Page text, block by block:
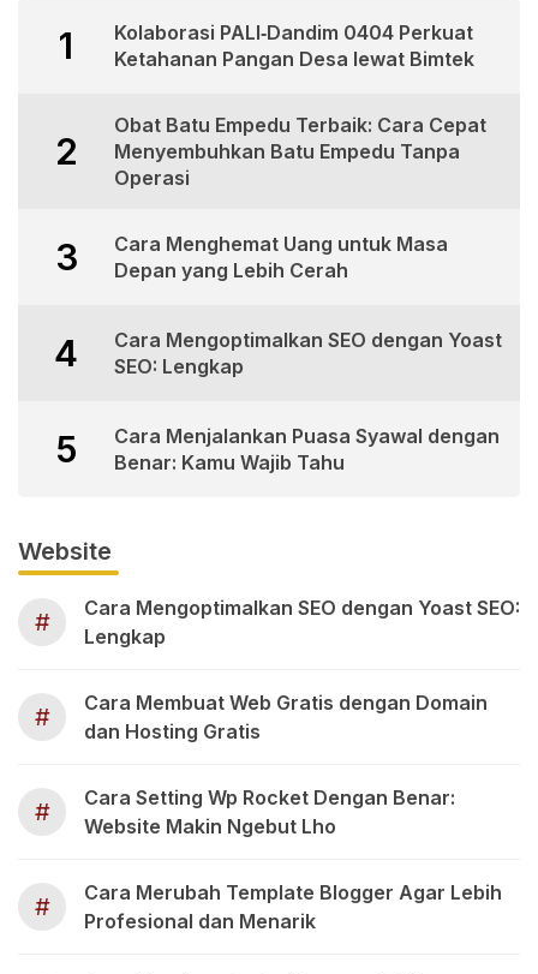
1
Kolaborasi PALI‑Dandim 0404 Perkuat
Ketahanan Pangan Desa lewat Bimtek
2
Obat Batu Empedu Terbaik: Cara Cepat
Menyembuhkan Batu Empedu Tanpa
Operasi
3
Cara Menghemat Uang untuk Masa
Depan yang Lebih Cerah
4
Cara Mengoptimalkan SEO dengan Yoast
SEO: Lengkap
5
Cara Menjalankan Puasa Syawal dengan
Benar: Kamu Wajib Tahu
Website
#
Cara Mengoptimalkan SEO dengan Yoast SEO:
Lengkap
#
Cara Membuat Web Gratis dengan Domain
dan Hosting Gratis
#
Cara Setting Wp Rocket Dengan Benar:
Website Makin Ngebut Lho
#
Cara Merubah Template Blogger Agar Lebih
Profesional dan Menarik